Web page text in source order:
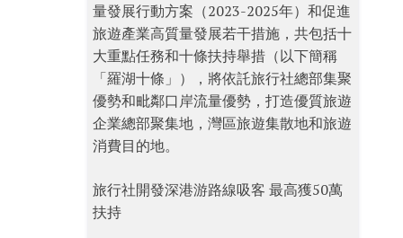
量發展行動方案（2023-2025年）和促進
旅遊產業高質量發展若干措施，共包括十
大重點任務和十條扶持舉措（以下簡稱
「羅湖十條」），將依託旅行社總部集聚
優勢和毗鄰口岸流量優勢，打造優質旅遊
企業總部聚集地，灣區旅遊集散地和旅遊
消費目的地。
旅行社開發深港游路線吸客 最高獲50萬
扶持